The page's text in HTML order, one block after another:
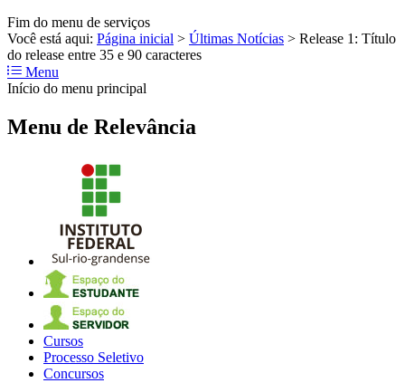
Fim do menu de serviços
Você está aqui: Página inicial > Últimas Notícias > Release 1: Título
do release entre 35 e 90 caracteres
Menu
Início do menu principal
Menu de Relevância
Cursos
Processo Seletivo
Concursos